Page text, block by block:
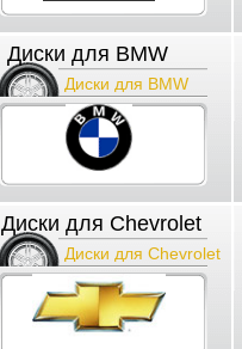
Диски для BMW
Диски для BMW
Диски для Chevrolet
Диски для Chevrolet